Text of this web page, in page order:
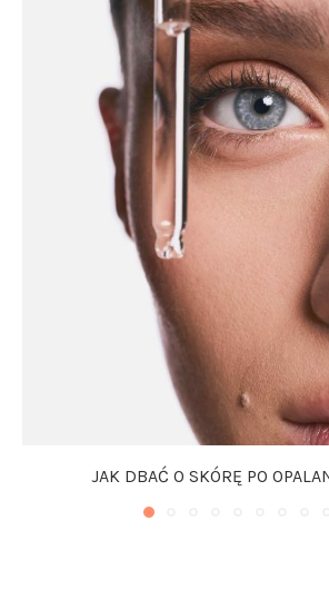
JAK DBAĆ O SKÓRĘ PO